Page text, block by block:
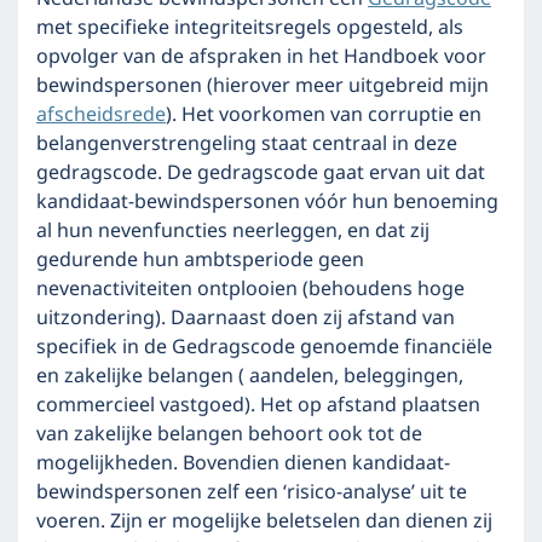
met specifieke integriteitsregels opgesteld, als
opvolger van de afspraken in het Handboek voor
bewindspersonen (hierover meer uitgebreid mijn
afscheidsrede). Het voorkomen van corruptie en
belangenverstrengeling staat centraal in deze
gedragscode. De gedragscode gaat ervan uit dat
kandidaat-bewindspersonen vóór hun benoeming
al hun nevenfuncties neerleggen, en dat zij
gedurende hun ambtsperiode geen
nevenactiviteiten ontplooien (behoudens hoge
uitzondering). Daarnaast doen zij afstand van
specifiek in de Gedragscode genoemde financiële
en zakelijke belangen ( aandelen, beleggingen,
commercieel vastgoed). Het op afstand plaatsen
van zakelijke belangen behoort ook tot de
mogelijkheden. Bovendien dienen kandidaat-
bewindspersonen zelf een ‘risico-analyse’ uit te
voeren. Zijn er mogelijke beletselen dan dienen zij